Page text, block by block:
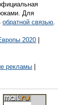
Для
обратной связью.
2020
рекламы